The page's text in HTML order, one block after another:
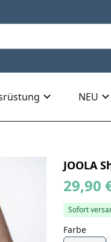
NEU
JOOLA
29,90
Sofort
Farbe